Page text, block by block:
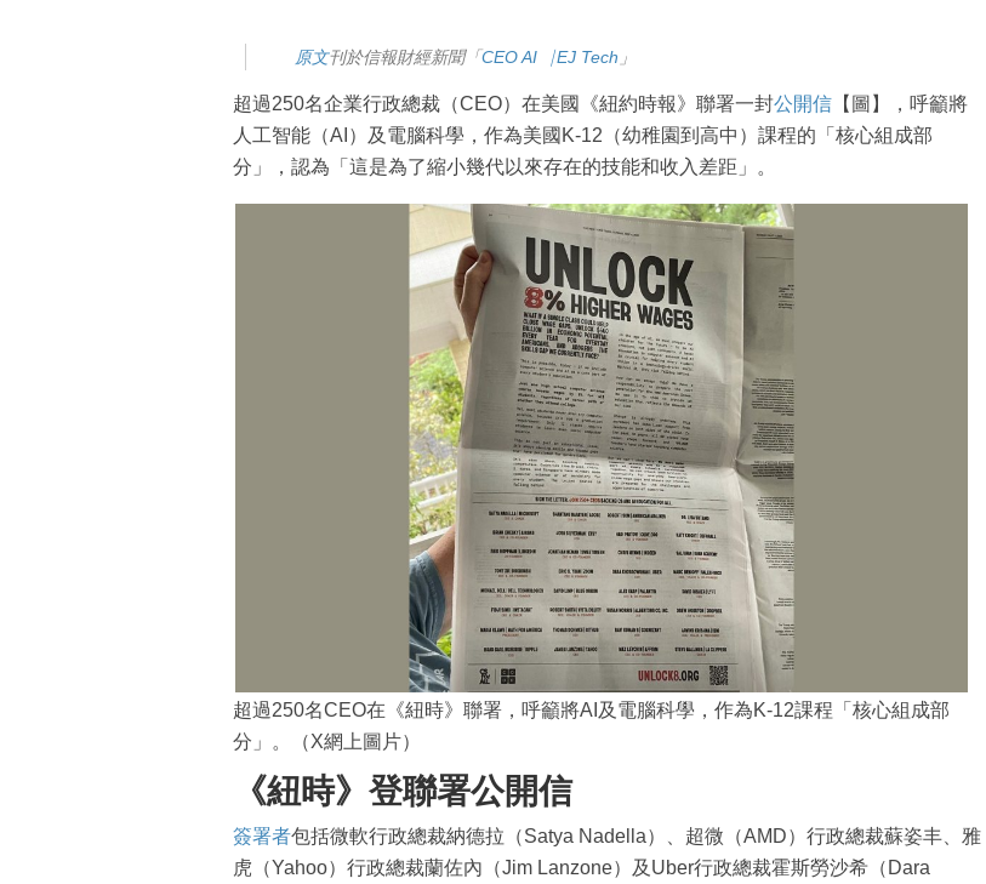
原文刊於信報財經新聞「CEO AI⎹ EJ Tech 」
超過250名企業行政總裁（CEO）在美國《紐約時報》聯署一封公開信 【圖】，呼籲將
人工智能（AI）及電腦科學，作為美國K-12（幼稚園到高中）課程的「核心組成部
分」，認為「這是為了縮小幾代以來存在的技能和收入差距」。
超過250名CEO在《紐時》聯署，呼籲將AI及電腦科學，作為K-12課程「核心組成部
分」。（X網上圖片）
《紐時》登聯署公開信
簽署者包括微軟行政總裁納德拉（Satya Nadella）、超微（AMD）行政總裁蘇姿丰、雅
虎（Yahoo）行政總裁蘭佐內（Jim Lanzone）及Uber行政總裁霍斯勞沙希（Dara
成為 EJ Tech 會員
最新資訊（附創業懶人包）